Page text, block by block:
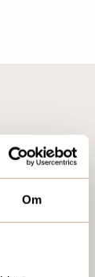
Om
send en e-